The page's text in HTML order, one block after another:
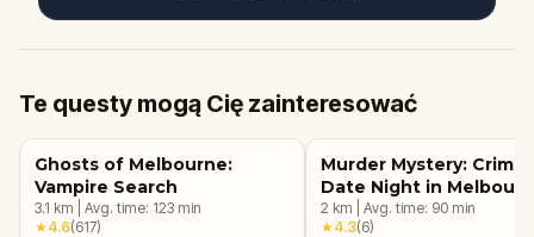
Te questy mogą Cię zainteresować
Ghosts of Melbourne:
Vampire Search
3.1 km Avg. time: 123 min
★4.6(617)
Murder Mystery: Crime
Date Night in
2 km Avg. time: 90 min
★4.3(6)